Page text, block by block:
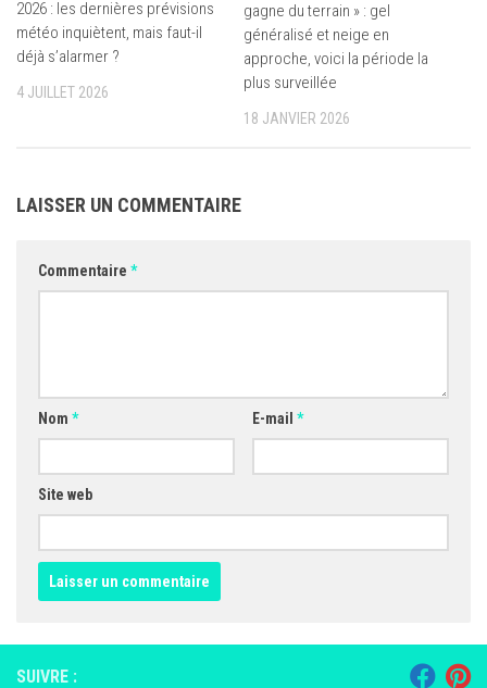
2026 : les dernières prévisions
météo inquiètent, mais faut-il
déjà s’alarmer ?
4 JUILLET 2026
gagne du terrain » : gel
généralisé et neige en
approche, voici la période la
plus surveillée
18 JANVIER 2026
LAISSER UN COMMENTAIRE
Commentaire *
Nom * E-mail *
Site web
SUIVRE :